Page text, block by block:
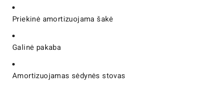
Priekinė amortizuojama šakė
Galinė pakaba
Amortizuojamas sėdynės stovas